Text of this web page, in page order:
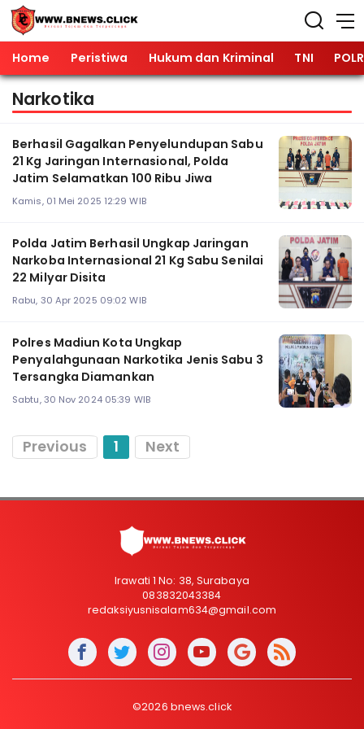
Home Peristiwa Hukum dan Kriminal TNI
Narkotika
Berhasil Gagalkan Penyelundupan Sabu
21 Kg Jaringan Internasional, Polda
Jatim Selamatkan 100 Ribu Jiwa
Kamis, 01 Mei 2025 12:29 WIB
Polda Jatim Berhasil Ungkap Jaringan
Narkoba Internasional 21 Kg Sabu Senilai
22 Milyar Disita
Rabu, 30 Apr 2025 09:02 WIB
Polres Madiun Kota Ungkap
Penyalahgunaan Narkotika Jenis Sabu 3
Tersangka Diamankan
Sabtu, 30 Nov 2024 05:39 WIB
Previous 1 Next
Irawati 1 No: 38, Surabaya
083832043384
redaksiyusnisalam634@gmail.com
©2026 bnews.click